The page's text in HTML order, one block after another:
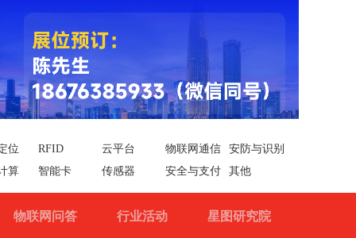
位 RFID 云平台 物联网通信
安防与识别
算
智能卡 传感器 安全与支付 其他
物联网问答 行业活动 星图研究院